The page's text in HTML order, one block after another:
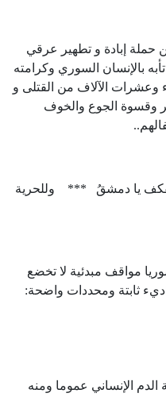
إبادة و تطهير عرقي
بالإنسان السوري وكرامته
وعشرات الآلاف من القتلى و
وقسوة الجوع والخوف
يا دمشقُ *** وللحرية
مواقف مبدئية لا تخضع
ثابتة ومحددات واضحة:
الإنساني عموما ومنه